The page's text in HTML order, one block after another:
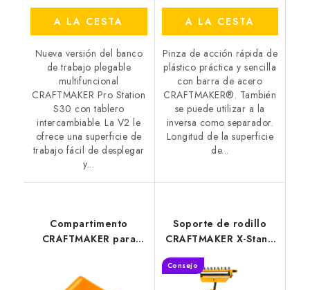
A LA CESTA
Nueva versión del banco
de trabajo plegable
multifuncional
CRAFTMAKER Pro Station
S30 con tablero
intercambiable. La V2 le
ofrece una superficie de
trabajo fácil de desplegar
y...
A LA CESTA
Pinza de acción rápida de
plástico práctica y sencilla
con barra de acero
CRAFTMAKER®. También
se puede utilizar a la
inversa como separador.
Longitud de la superficie
de...
Compartimento
CRAFTMAKER para
Soporte de rodillo
CRAFTMAKER X-Stand
Consejo